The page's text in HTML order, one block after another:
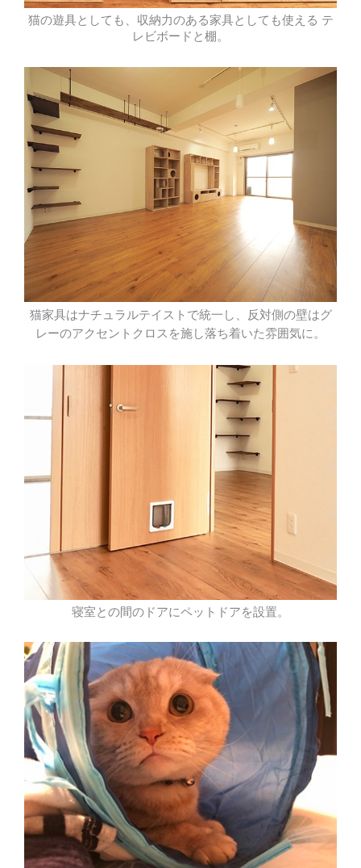
猫の遊具としても、収納力のある家具としても使える テ
レビボードと棚。
猫家具はナチュラルテイストで統一し、反対側の壁はグ
レーのアクセントクロスを施し落ち着いた雰囲気に。
寝室との間のドアにペットドアを設置。